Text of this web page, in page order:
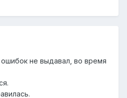
не выдавал, во время